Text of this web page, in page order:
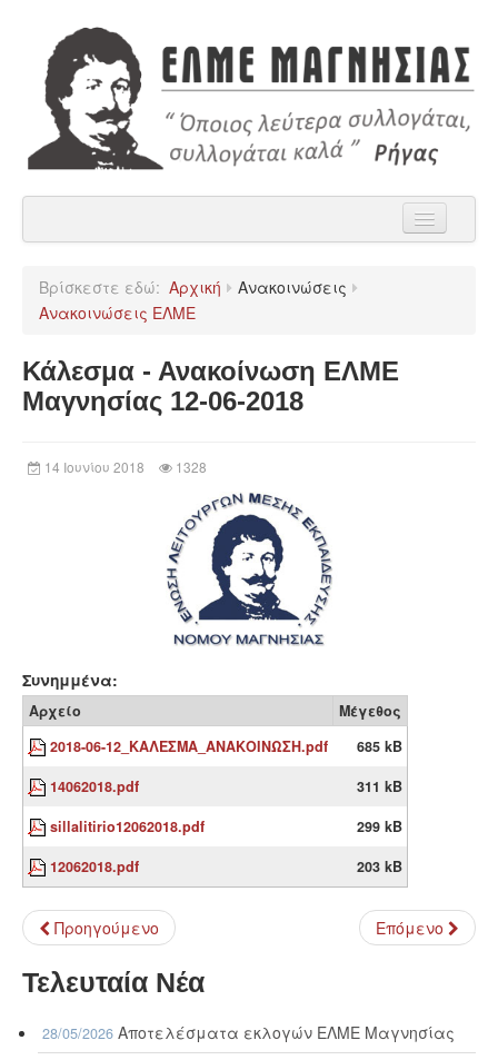
Η ΕΛΜΕ Μαγνησίας
Χρήσιμα
Βρίσκεστε εδώ: Αρχική
Ανακοινώσεις
Ανακοινώσεις ΕΛΜΕ
Κάλεσμα - Ανακοίνωση ΕΛΜΕ
Μαγνησίας 12-06-2018
14 Ιουνίου 2018 1328
Συνημμένα:
Αρχείο
Μέγεθος
2018-06-12_ΚΑΛΕΣΜΑ_ΑΝΑΚΟΙΝΩΣΗ.pdf
685 kB
14062018.pdf
311 kB
sillalitirio12062018.pdf
299 kB
12062018.pdf
203 kB
Προηγούμενο Επόμενο
Τελευταία Νέα
28/05/2026 Αποτελέσματα εκλογών ΕΛΜΕ Μαγνησίας